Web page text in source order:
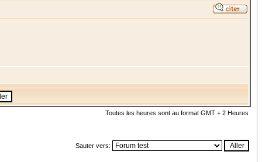
Toutes les heures sont au format GMT + 2 Heures
Sauter vers: